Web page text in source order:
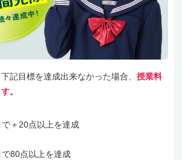
津駅」改札から徒歩1分。雨に濡
るいため安全に通塾いただけま
したら、まずは無料体験にお越
の教室の雰囲気をご体感くださ
記目標を達成出来なかった場合、 授業料
。
＋20点以上を達成
80点以上を達成